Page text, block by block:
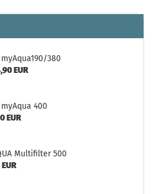
myAqua190/380
EUR
myAqua 400
EUR
Multifilter 500